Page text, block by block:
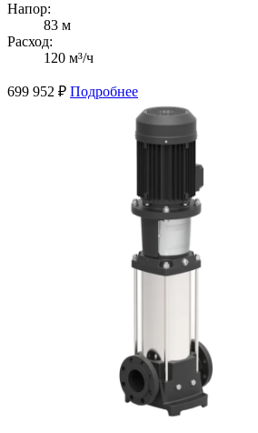
Напор:
83 м
Расход:
120 м³/ч
699 952 ₽ Подробнее